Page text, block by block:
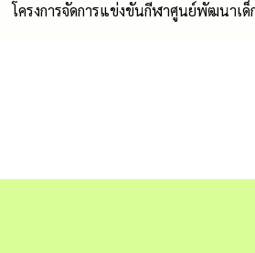
โครงการจัดการแข่งขันกีฬาศูนย์พัฒนาเ